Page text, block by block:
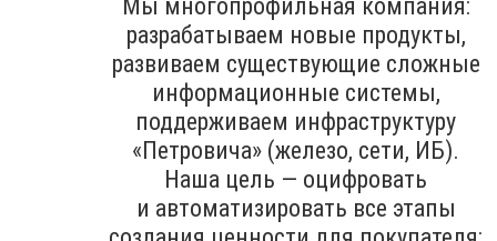
Мы многопрофильная компания:
разрабатываем новые продукты,
развиваем существующие сложные
информационные системы,
поддерживаем инфраструктуру
«Петровича» (железо, сети, ИБ).
Наша цель — оцифровать
и автоматизировать все этапы